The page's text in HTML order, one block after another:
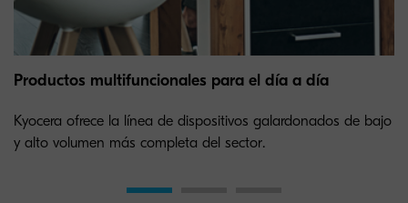
Productos multifuncionales para el día a día
Kyocera ofrece la línea de dispositivos galardonados de bajo
y alto volumen más completa del sector.